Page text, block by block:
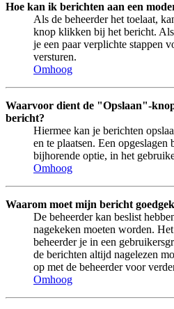
Hoe kan ik berichten aan een
Als de beheerder het toelaat,
knop klikken bij het bericht.
je een paar verplichte stappen
versturen.
Omhoog
Waarvoor dient de "Opslaan"-
bericht?
Hiermee kan je berichten
en te plaatsen. Een opgeslagen
bijhorende optie, in het
Omhoog
Waarom moet mijn bericht
De beheerder kan beslist
nagekeken moeten worden.
beheerder je in een
de berichten altijd nagelezen
op met de beheerder voor
Omhoog